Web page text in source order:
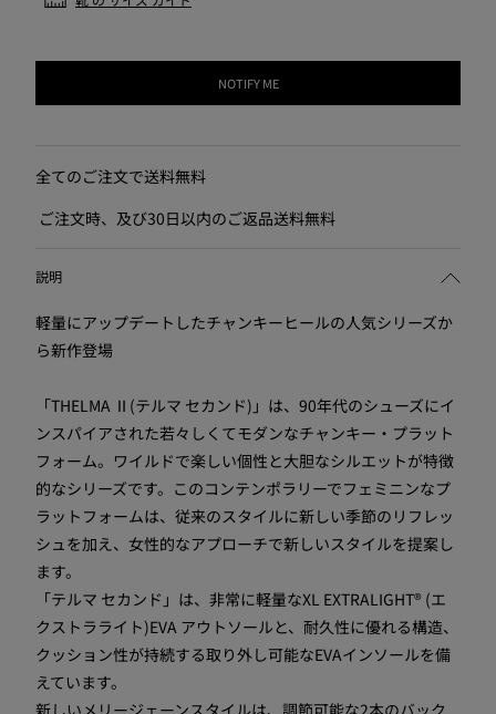
NOTIFY ME
全てのご注文で送料無料
ご注文時、及び30日以内のご返品送料無料
説明
軽量にアップデートしたチャンキーヒールの人気シリーズか
ら新作登場
「THELMA Ⅱ(テルマ セカンド)」は、90年代のシューズにイ
ンスパイアされた若々しくてモダンなチャンキー・プラット
フォーム。ワイルドで楽しい個性と大胆なシルエットが特徴
的なシリーズです。このコンテンポラリーでフェミニンなプ
ラットフォームは、従来のスタイルに新しい季節のリフレッ
シュを加え、女性的なアプローチで新しいスタイルを提案し
ます。
「テルマ セカンド」は、非常に軽量なXL EXTRALIGHT® (エ
クストラライト)EVA アウトソールと、耐久性に優れる構造、
クッション性が持続する取り外し可能なEVAインソールを備
えています。
新しいメリージェーンスタイルは、調節可能な2本のバック